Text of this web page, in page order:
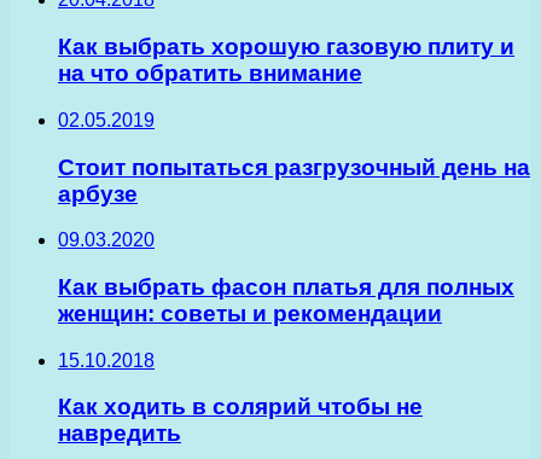
Как выбрать хорошую газовую плиту и
на что обратить внимание
02.05.2019
Стоит попытаться разгрузочный день на
арбузе
09.03.2020
Как выбрать фасон платья для полных
женщин: советы и рекомендации
15.10.2018
Как ходить в солярий чтобы не
навредить